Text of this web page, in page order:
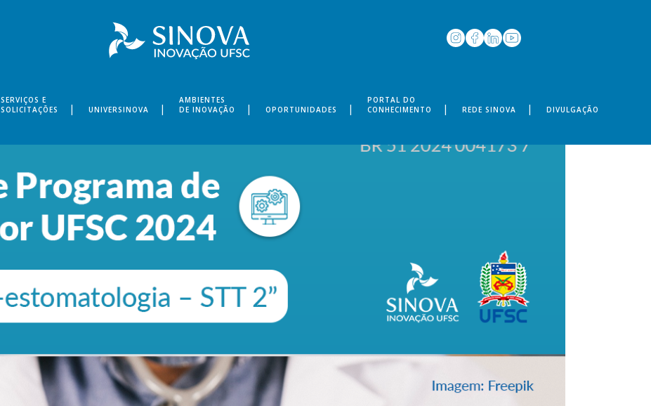
SERVIÇOS E
SOLICITAÇÕES
UNIVERSINOVA
AMBIENTES
DE INOVAÇÃO
OPORTUNIDADES
PORTAL DO
CONHECIMENTO
REDE SINOVA DIVULGAÇÃO